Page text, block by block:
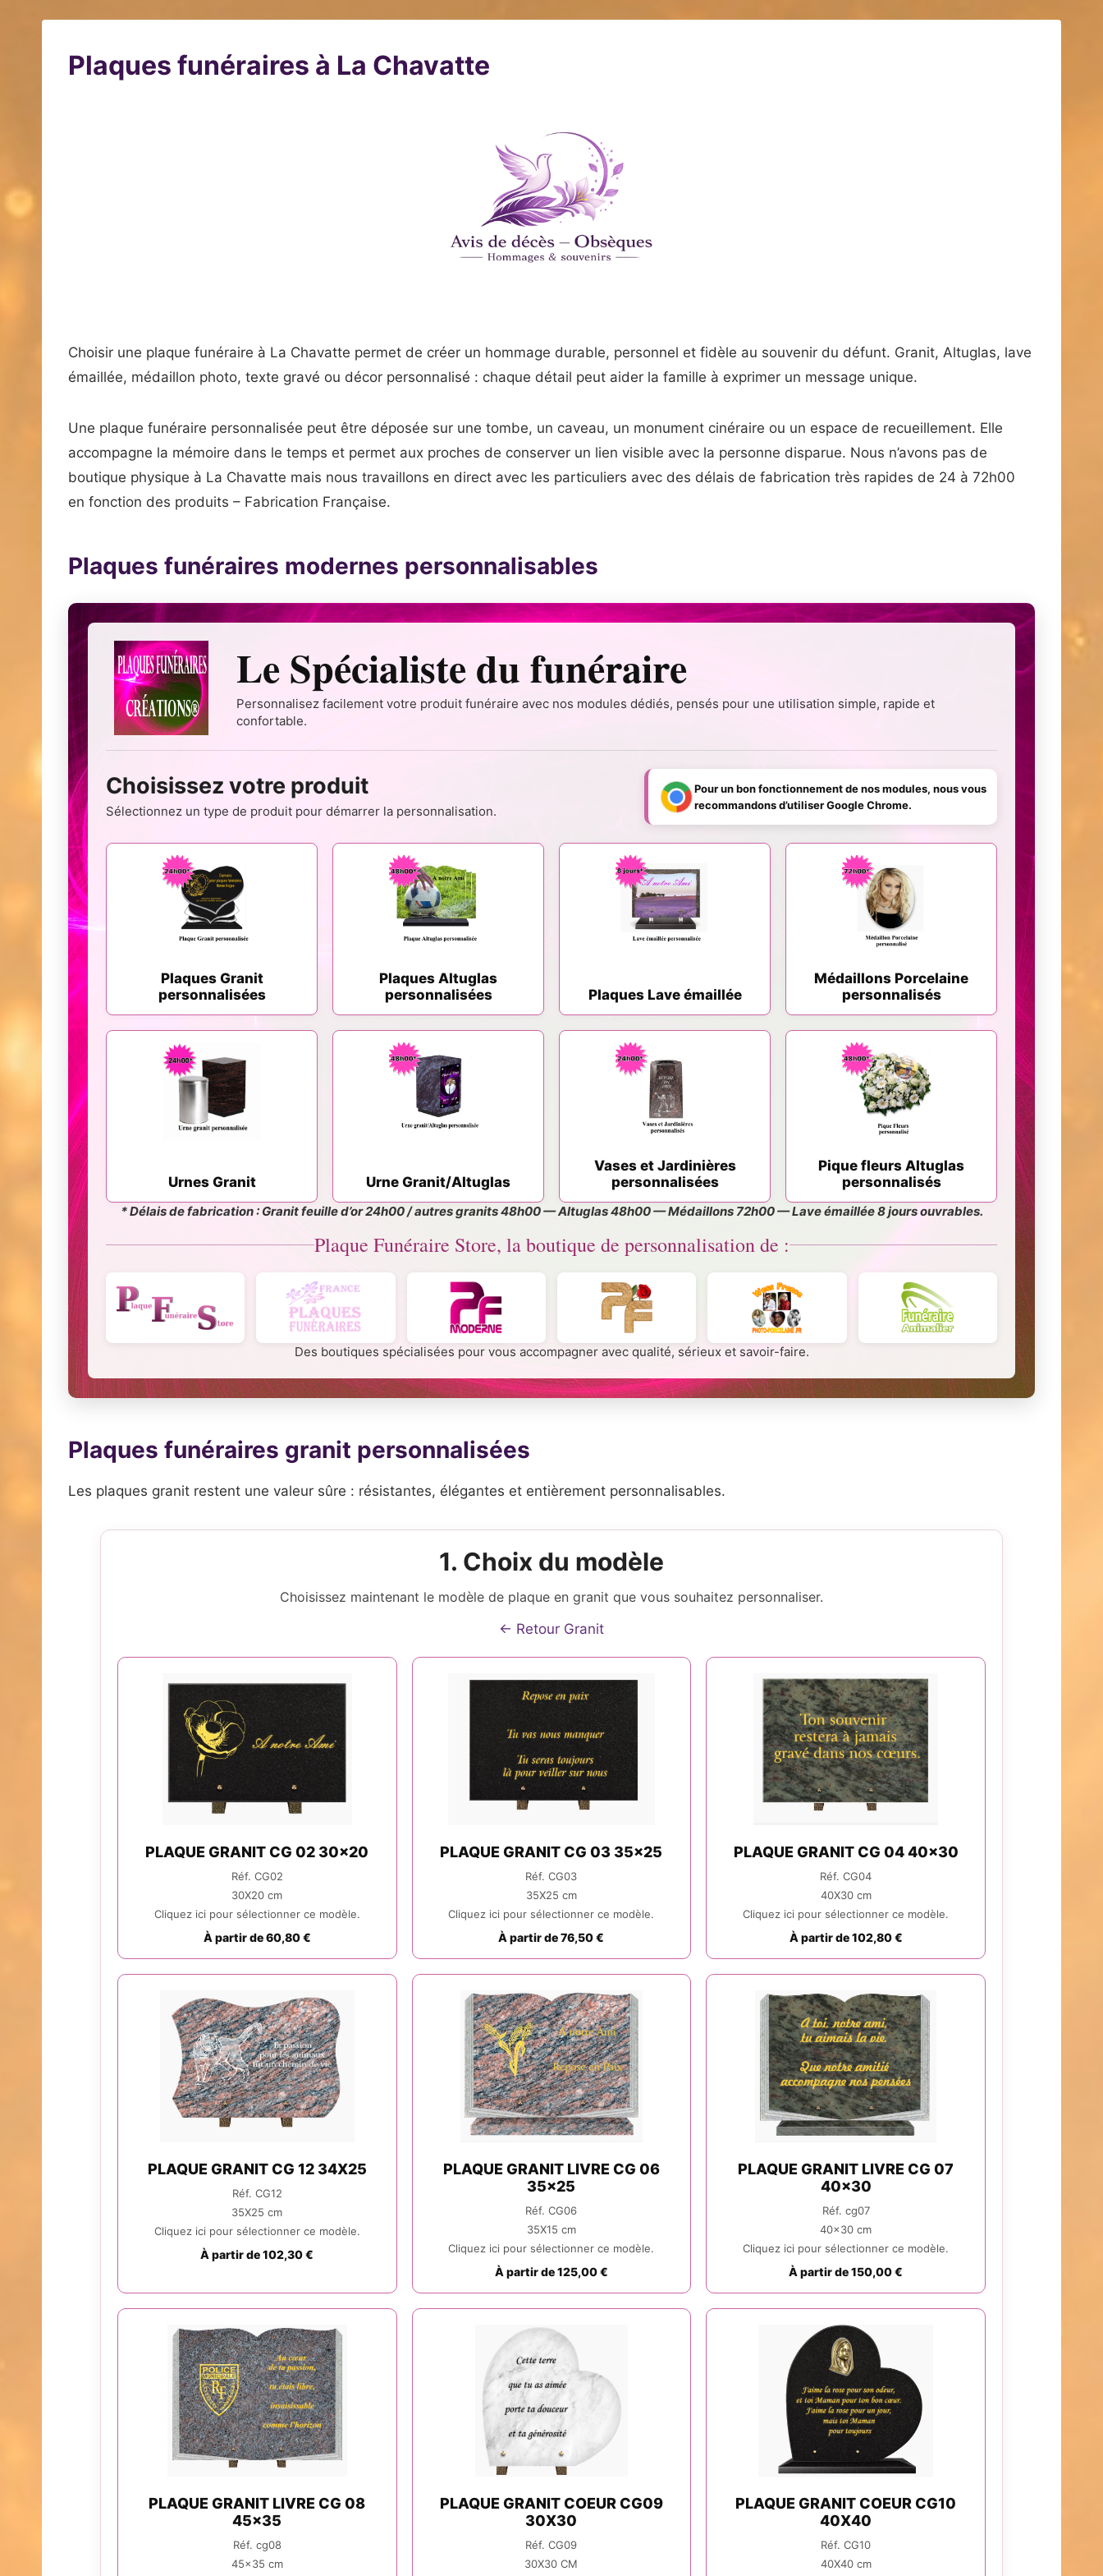
Plaques funéraires à La Chavatte
Choisir une plaque funéraire à La Chavatte permet de créer un hommage durable, personnel et fidèle au souvenir du défunt. Granit, Altuglas, lave
émaillée, médaillon photo, texte gravé ou décor personnalisé : chaque détail peut aider la famille à exprimer un message unique.
Une plaque funéraire personnalisée peut être déposée sur une tombe, un caveau, un monument cinéraire ou un espace de recueillement. Elle
accompagne la mémoire dans le temps et permet aux proches de conserver un lien visible avec la personne disparue. Nous n’avons pas de
boutique physique à La Chavatte mais nous travaillons en direct avec les particuliers avec des délais de fabrication très rapides de 24 à 72h00
en fonction des produits – Fabrication Française.
Plaques funéraires modernes personnalisables
Le Spécialiste du funéraire
Personnalisez facilement votre produit funéraire avec nos modules dédiés, pensés pour une utilisation simple, rapide et
confortable.
Choisissez votre produit
Sélectionnez un type de produit pour démarrer la personnalisation.
Pour un bon fonctionnement de nos modules, nous vous
recommandons d’utiliser Google Chrome.
Plaques Granit
personnalisées
Plaques Altuglas
personnalisées
Plaques Lave émaillée
Médaillons Porcelaine
personnalisés
Urnes Granit Urne Granit/Altuglas
Vases et Jardinières
personnalisées
Pique fleurs Altuglas
personnalisés
* Délais de fabrication : Granit feuille d’or 24h00 / autres granits 48h00 — Altuglas 48h00 — Médaillons 72h00 — Lave émaillée 8 jours ouvrables.
Plaque Funéraire Store, la boutique de personnalisation de :
Des boutiques spécialisées pour vous accompagner avec qualité, sérieux et savoir-faire.
Plaques funéraires granit personnalisées
Les plaques granit restent une valeur sûre : résistantes, élégantes et entièrement personnalisables.
1. Choix du modèle
Choisissez maintenant le modèle de plaque en granit que vous souhaitez personnaliser.
← Retour Granit
PLAQUE GRANIT CG 02 30x20
Réf. CG02
30X20 cm
Cliquez ici pour sélectionner ce modèle.
À partir de 60,80 €
PLAQUE GRANIT CG 03 35x25
Réf. CG03
35X25 cm
Cliquez ici pour sélectionner ce modèle.
À partir de 76,50 €
PLAQUE GRANIT CG 04 40x30
Réf. CG04
40X30 cm
Cliquez ici pour sélectionner ce modèle.
À partir de 102,80 €
PLAQUE GRANIT CG 12 34X25
Réf. CG12
35X25 cm
Cliquez ici pour sélectionner ce modèle.
À partir de 102,30 €
PLAQUE GRANIT LIVRE CG 06
35x25
Réf. CG06
35X15 cm
Cliquez ici pour sélectionner ce modèle.
À partir de 125,00 €
PLAQUE GRANIT LIVRE CG 07
40x30
Réf. cg07
40x30 cm
Cliquez ici pour sélectionner ce modèle.
À partir de 150,00 €
PLAQUE GRANIT LIVRE CG 08
45x35
Réf. cg08
45x35 cm
PLAQUE GRANIT COEUR CG09
30X30
Réf. CG09
30X30 CM
PLAQUE GRANIT COEUR CG10
40X40
Réf. CG10
40X40 cm